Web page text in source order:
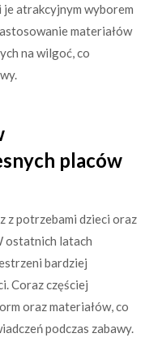
atrakcyjnym wyborem
materiałów
na wilgoć, co
placów
z potrzebami dzieci oraz
ostatnich latach
bardziej
Coraz częściej
oraz materiałów, co
podczas zabawy.